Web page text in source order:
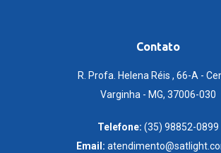
Contato
R. Profa. Helena Réis , 66-A -
Varginha - MG, 37006-030
Telefone: (35) 98852-0899
Email: